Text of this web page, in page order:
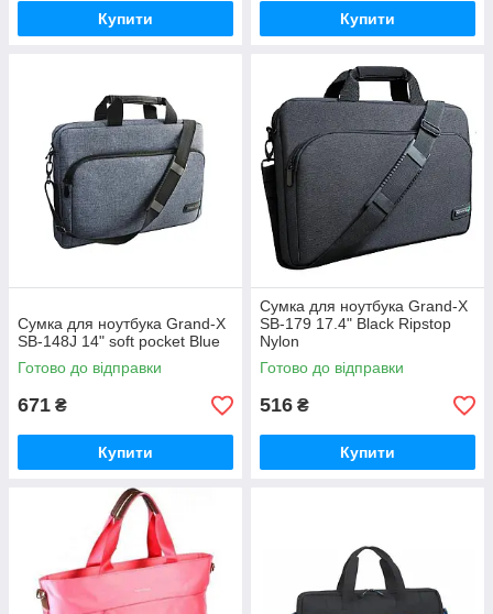
Купити Купити
Сумка для ноутбука Grand-X
SB-148J 14" soft pocket Blue
Готово до відправки
671 ₴
Купити
Сумка для ноутбука Grand-X
SB-179 17.4" Black Ripstop
Nylon
Готово до відправки
516 ₴
Купити